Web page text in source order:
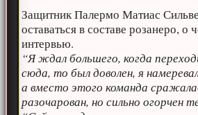
Защитник Палермо Матиас
оставаться в составе розанеро, о
интервью.
“Я ждал большего, когда
сюда, то был доволен, я
а вместо этого команда
разочарован, но сильно огорчен